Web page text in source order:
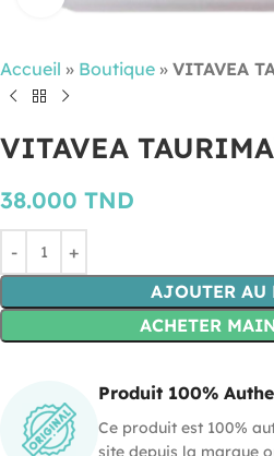
Accueil » Boutique » VITAVEA
VITAVEA
38.000 TND
AJOUTER AU
ACHETER
Produit 100%
Ce produit est 100%
site depuis la marque